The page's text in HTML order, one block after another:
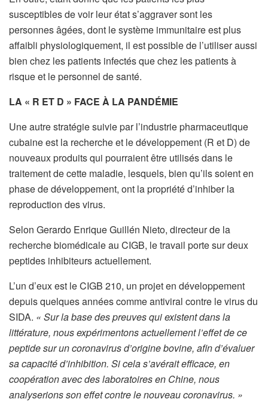
susceptibles de voir leur état s’aggraver sont les
personnes âgées, dont le système immunitaire est plus
affaibli physiologiquement, il est possible de l’utiliser aussi
bien chez les patients infectés que chez les patients à
risque et le personnel de santé.
LA « R ET D » FACE À LA PANDÉMIE
Une autre stratégie suivie par l’industrie pharmaceutique
cubaine est la recherche et le développement (R et D) de
nouveaux produits qui pourraient être utilisés dans le
traitement de cette maladie, lesquels, bien qu’ils soient en
phase de développement, ont la propriété d’inhiber la
reproduction des virus.
Selon Gerardo Enrique Guillén Nieto, directeur de la
recherche biomédicale au CIGB, le travail porte sur deux
peptides inhibiteurs actuellement.
L’un d’eux est le CIGB 210, un projet en développement
depuis quelques années comme antiviral contre le virus du
SIDA. « Sur la base des preuves qui existent dans la
littérature, nous expérimentons actuellement l’effet de ce
peptide sur un coronavirus d’origine bovine, afin d’évaluer
sa capacité d’inhibition. Si cela s’avérait efficace, en
coopération avec des laboratoires en Chine, nous
analyserions son effet contre le nouveau coronavirus. »